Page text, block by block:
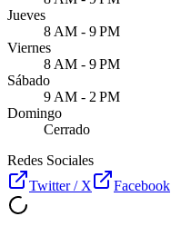
Jueves
8 AM - 9 PM
Viernes
8 AM - 9 PM
Sábado
9 AM - 2 PM
Domingo
Cerrado
Redes Sociales
Twitter / X
Facebook